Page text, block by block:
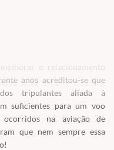
o relacionamento
anos acreditou-se que
tripulantes aliada à
suficientes para um voo
ocorridos na aviação de
que nem sempre essa